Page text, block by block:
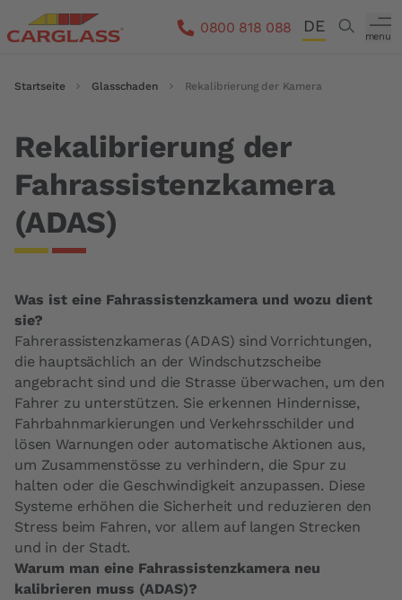
Direkt zum Inhalt
0800 818 088
DE
IT
Search
menu
Pfadnavigation
Startseite Glasschaden Rekalibrierung der Kamera
Rekalibrierung der
Fahrassistenzkamera
(ADAS)
Was ist eine Fahrassistenzkamera und wozu dient
sie?
Fahrerassistenzkameras (ADAS) sind Vorrichtungen,
die hauptsächlich an der Windschutzscheibe
angebracht sind und die Strasse überwachen, um den
Fahrer zu unterstützen. Sie erkennen Hindernisse,
Fahrbahnmarkierungen und Verkehrsschilder und
lösen Warnungen oder automatische Aktionen aus,
um Zusammenstösse zu verhindern, die Spur zu
halten oder die Geschwindigkeit anzupassen. Diese
Systeme erhöhen die Sicherheit und reduzieren den
Stress beim Fahren, vor allem auf langen Strecken
und in der Stadt.
Warum man eine Fahrassistenzkamera neu
kalibrieren muss (ADAS)?